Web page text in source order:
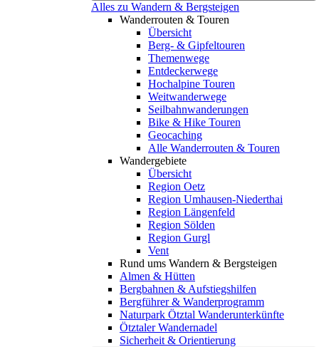
Alles zu Wandern & Bergsteigen
Wanderrouten & Touren
Übersicht
Berg- & Gipfeltouren
Themenwege
Entdeckerwege
Hochalpine Touren
Weitwanderwege
Seilbahnwanderungen
Bike & Hike Touren
Geocaching
Alle Wanderrouten & Touren
Wandergebiete
Übersicht
Region Oetz
Region Umhausen-Niederthai
Region Längenfeld
Region Sölden
Region Gurgl
Vent
Rund ums Wandern & Bergsteigen
Almen & Hütten
Bergbahnen & Aufstiegshilfen
Bergführer & Wanderprogramm
Naturpark Ötztal Wanderunterkünfte
Ötztaler Wandernadel
Sicherheit & Orientierung